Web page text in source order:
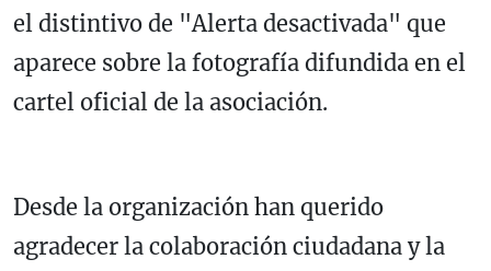
el distintivo de "Alerta desactivada" que
aparece sobre la fotografía difundida en el
cartel oficial de la asociación.
Desde la organización han querido
agradecer la colaboración ciudadana y la